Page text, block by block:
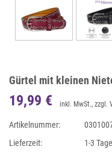
Gürtel mit kleinen
19,99 € inkl. MwSt., zzgl.
Artikelnummer:
Lieferzeit:
1-3